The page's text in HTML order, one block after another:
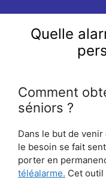
Quelle
Comment
séniors ?
Dans le but de
le besoin se fait
porter en
téléalarme. Cet outil